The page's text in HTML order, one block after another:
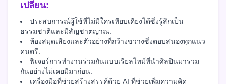
เปลี่ยน:
ประสบการณ์ผู้ใช้ที่ไม่มีใครเทียบเคียงได้ซึ่งรู้สึกเป็น
ธรรมชาติและมีสัญชาตญาณ.
ห้องสมุดเสียงและตัวอย่างที่กว้างขวางซึ่งตอบสนองทุกแนว
ดนตรี.
ฟีเจอร์การทำงานร่วมกันแบบเรียลไทม์ที่นำศิลปินมารวม
กันอย่างไม่เคยมีมาก่อน.
เครื่องมือที่ช่วยสร้างสรรค์ด้วย AI ที่ช่วยเพิ่มความคิด